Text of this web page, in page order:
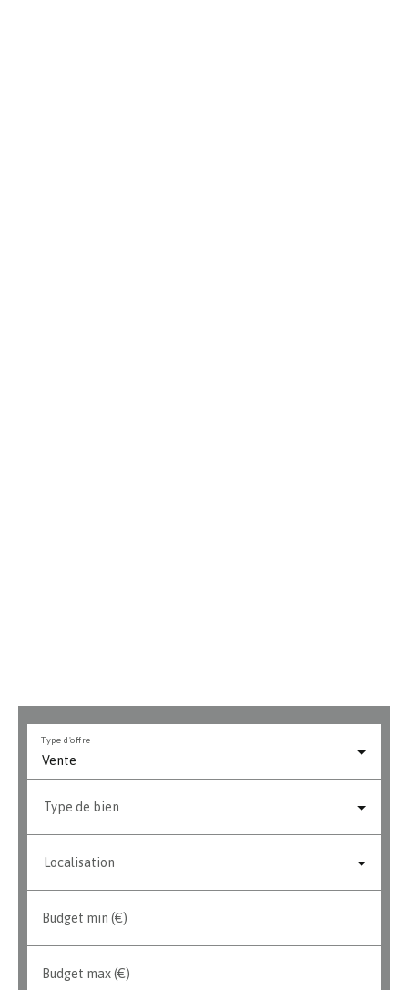
Vente
Type d'offre
Type de bien
Localisation
Budget min (€)
Budget max (€)